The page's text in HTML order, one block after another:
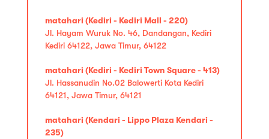
matahari (Kediri - Kediri Mall - 220)
Jl. Hayam Wuruk No. 46, Dandangan, Kediri
Kediri 64122, Jawa Timur, 64122
matahari (Kediri - Kediri Town Square - 413)
Jl. Hassanudin No.02 Balowerti Kota Kediri
64121, Jawa Timur, 64121
matahari (Kendari - Lippo Plaza Kendari -
235)